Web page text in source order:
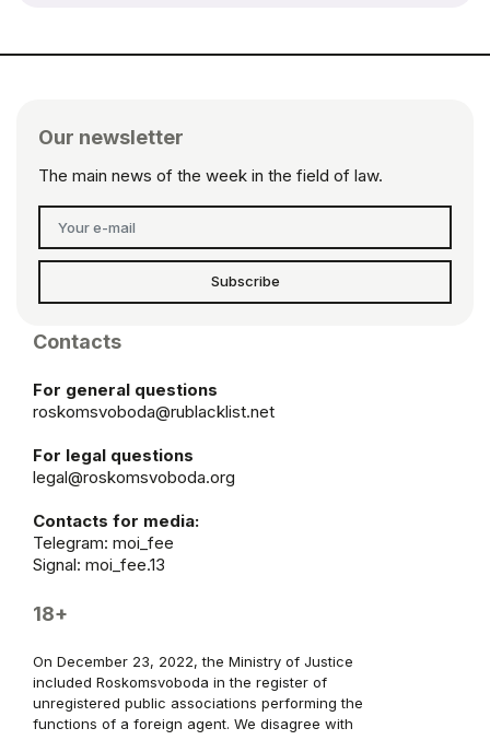
Our newsletter
The main news of the week in the field of law.
Subscribe
Contacts
For general questions
roskomsvoboda@rublacklist.net
For legal questions
legal@roskomsvoboda.org
Contacts for media:
Telegram: moi_fee
Signal: moi_fee.13
18+
On December 23, 2022, the Ministry of Justice
included Roskomsvoboda in the register of
unregistered public associations performing the
functions of a foreign agent. We disagree with